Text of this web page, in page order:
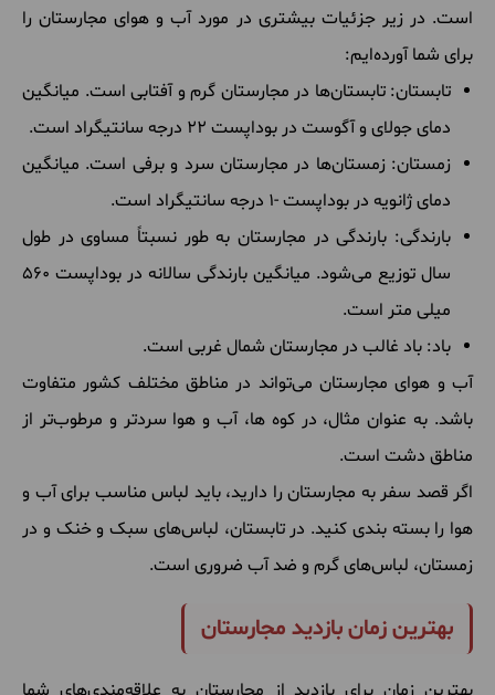
است. در زیر جزئیات بیشتری در مورد آب و هوای مجارستان را
برای شما آورده‌ایم:
تابستان: تابستان‌ها در مجارستان گرم و آفتابی است. میانگین
دمای جولای و آگوست در بوداپست 22 درجه سانتیگراد است.
زمستان: زمستان‌ها در مجارستان سرد و برفی است. میانگین
دمای ژانویه در بوداپست -1 درجه سانتیگراد است.
بارندگی: بارندگی در مجارستان به طور نسبتاً مساوی در طول
سال توزیع می‌شود. میانگین بارندگی سالانه در بوداپست 560
میلی متر است.
باد: باد غالب در مجارستان شمال غربی است.
آب و هوای مجارستان می‌تواند در مناطق مختلف کشور متفاوت
باشد. به عنوان مثال، در کوه ها، آب و هوا سردتر و مرطوب‌تر از
مناطق دشت است.
اگر قصد سفر به مجارستان را دارید، باید لباس مناسب برای آب و
هوا را بسته بندی کنید. در تابستان، لباس‌های سبک و خنک و در
زمستان، لباس‌های گرم و ضد آب ضروری است.
بهترین زمان بازدید مجارستان